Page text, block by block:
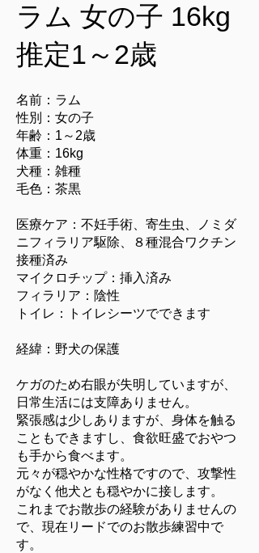
ラム 女の子 16kg
推定1～2歳
名前： ラム
性別：女の子
年齢：1～2歳
体重：16kg
犬種：雑種
毛色：茶黒
医療ケア：不妊手術、寄生虫、ノミダ
ニフィラリア駆除、８種混合ワクチン
接種済み
マイクロチップ：挿入済み
フィラリア：陰性
トイレ：トイレシーツでできます
経緯：野犬の保護
​ケガのため右眼が失明していますが、
日常生活には支障ありません。
緊張感は少しありますが、身体を触る
こともできますし、食欲旺盛でおやつ
も手から食べます。
元々が穏やかな性格ですので、攻撃性
がなく他犬とも穏やかに接します。
これまでお散歩の経験がありませんの
で、現在リードでのお散歩練習中で
す。